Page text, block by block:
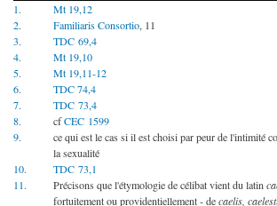
1.
Mt 19,12
2.
Familiaris Consortio, 11
3.
TDC 69,4
4.
Mt 19,10
5.
Mt 19,11-12
6.
TDC 74,4
7.
TDC 73,4
8.
cfCEC 1599
9.
ce qui est le cas si il est choisi par peur de l'intimité
la sexualité
10.
TDC 73,1
11.
Précisons que l'étymologie de célibat vient du latin
fortuitement ou providentiellement - decaelis,